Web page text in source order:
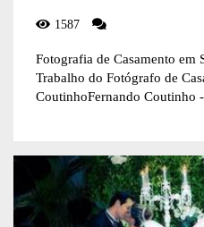
1587
Fotografia de Casamento em
Trabalho do Fotógrafo de
CoutinhoFernando Coutinho